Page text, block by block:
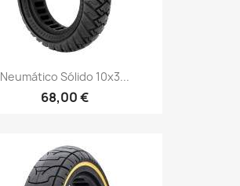
Neumático Sólido 10x3...
68,00 €